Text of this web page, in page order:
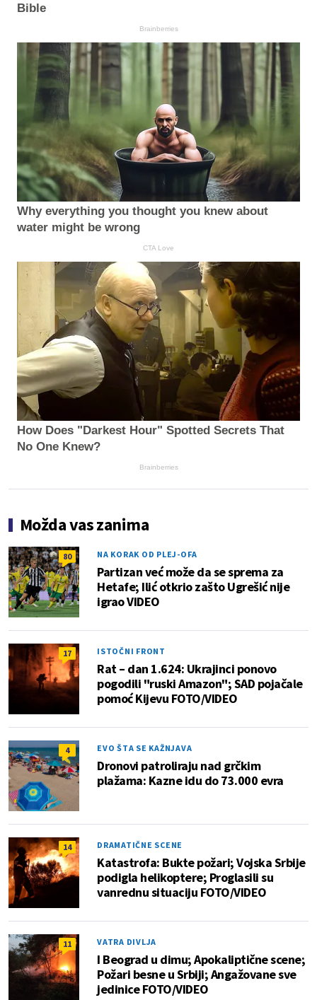
Bible
Brainberries
Why everything you thought you knew about
water might be wrong
CTA Love
How Does "Darkest Hour" Spotted Secrets That
No One Knew?
Brainberries
Možda vas zanima
80 NA KORAK OD PLEJ-OFA
Partizan već može da se sprema za
Hetafe; Ilić otkrio zašto Ugrešić nije
igrao VIDEO
17 ISTOČNI FRONT
Rat – dan 1.624: Ukrajinci ponovo
pogodili "ruski Amazon"; SAD pojačale
pomoć Kijevu FOTO/VIDEO
4 EVO ŠTA SE KAŽNJAVA
Dronovi patroliraju nad grčkim
plažama: Kazne idu do 73.000 evra
14 DRAMATIČNE SCENE
Katastrofa: Bukte požari; Vojska Srbije
podigla helikoptere; Proglasili su
vanrednu situaciju FOTO/VIDEO
11 VATRA DIVLJA
I Beograd u dimu; Apokaliptične scene;
Požari besne u Srbiji; Angažovane sve
jedinice FOTO/VIDEO